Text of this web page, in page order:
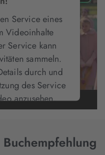
Service eines
Videoinhalte
Service kann
sammeln.
durch und
des Service
anzusehen.